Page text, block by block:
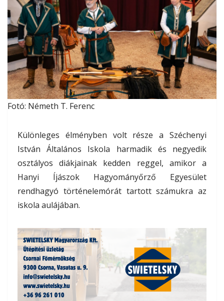
Fotó: Németh T. Ferenc
Különleges élményben volt része a Széchenyi
István Általános Iskola harmadik és negyedik
osztályos diákjainak kedden reggel, amikor a
Hanyi Íjászok Hagyományőrző Egyesület
rendhagyó történelemórát tartott számukra az
iskola aulájában.